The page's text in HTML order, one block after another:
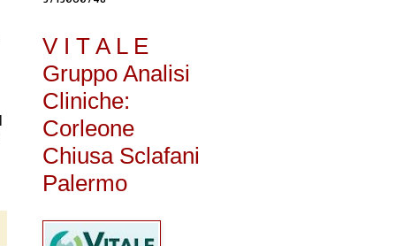
V I T A L E
Gruppo Analisi
Cliniche:
Corleone
Chiusa Sclafani
Palermo